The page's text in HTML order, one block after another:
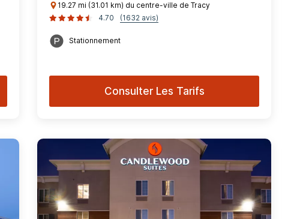
19.27 mi (31.01 km) du centre-ville de Tracy
4.70
(1632 avis)
Stationnement
Consulter Les Tarifs